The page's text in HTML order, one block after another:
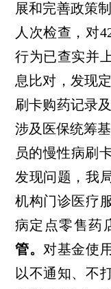
展和完善政策
人次检查，对
行为已查实并
息比对，发现
刷卡购药记录
涉及医保统筹
员的慢性病刷
发现问题，我
机构门诊医疗
病定点零售药
管。 对基金使
以不通知、不